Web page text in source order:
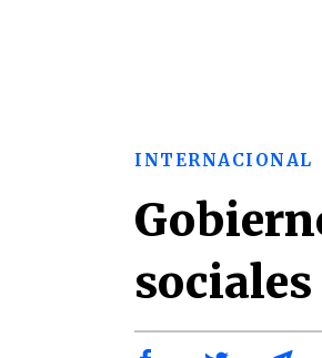
INTERNACIONAL
sociales